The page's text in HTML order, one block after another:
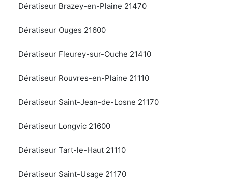
Dératiseur Brazey-en-Plaine 21470
Dératiseur Ouges 21600
Dératiseur Fleurey-sur-Ouche 21410
Dératiseur Rouvres-en-Plaine 21110
Dératiseur Saint-Jean-de-Losne 21170
Dératiseur Longvic 21600
Dératiseur Tart-le-Haut 21110
Dératiseur Saint-Usage 21170